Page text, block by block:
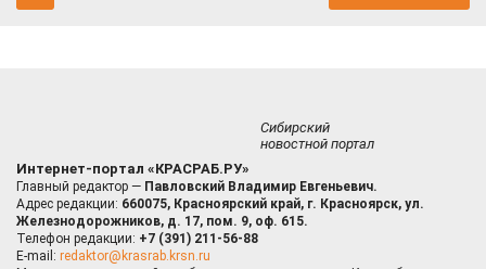
Сибирский
новостной портал
Интернет-портал «КРАСРАБ.РУ»
Главный редактор — Павловский Владимир Евгеньевич.
Адрес редакции: 660075, Красноярский край, г. Красноярск, ул.
Железнодорожников, д. 17, пом. 9, оф. 615.
Телефон редакции: +7 (391) 211-56-88
E-mail: redaktor@krasrab.krsn.ru